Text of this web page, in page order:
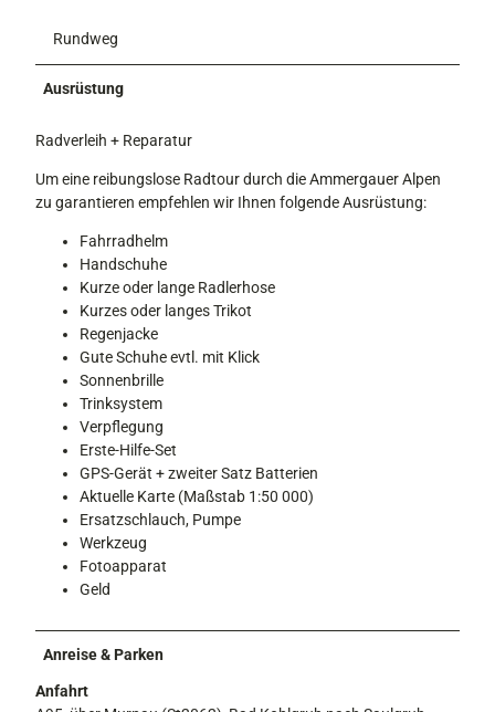
Rundweg
Ausrüstung
Radverleih + Reparatur
Um eine reibungslose Radtour durch die Ammergauer Alpen
zu garantieren empfehlen wir Ihnen folgende Ausrüstung:
Fahrradhelm
Handschuhe
Kurze oder lange Radlerhose
Kurzes oder langes Trikot
Regenjacke
Gute Schuhe evtl. mit Klick
Sonnenbrille
Trinksystem
Verpflegung
Erste-Hilfe-Set
GPS-Gerät + zweiter Satz Batterien
Aktuelle Karte (Maßstab 1:50 000)
Ersatzschlauch, Pumpe
Werkzeug
Fotoapparat
Geld
Anreise & Parken
Anfahrt